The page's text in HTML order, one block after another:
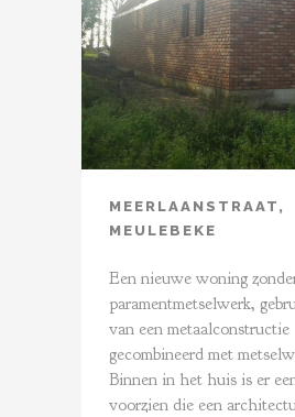
MEERLAANSTRAAT,
MEULEBEKE
Een nieuwe woning
paramentmetselwerk,
van een metaalconstructie
gecombineerd met
Binnen in het huis is er
voorzien die een